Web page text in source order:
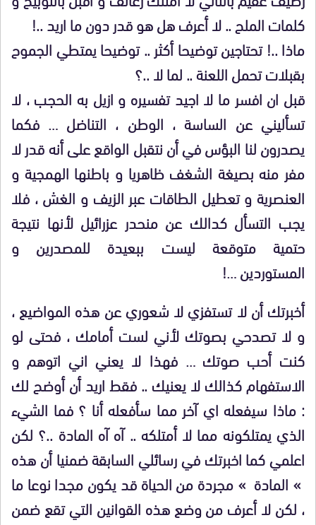
كلمات الملح .. لا أعرف هل هو قدر دون ما اريد ..!
ماذا ..! تحتاجين توضيحا أكثر .. توضيحا يمتطي الجموح
بقبلات تحمل اللعنة .. لما لا ..؟
قبل ان افسر ما لا اجيد تفسيره و ازيل به الحجب ، لا
تسأليني عن الساسة ، الوطن ، التناضل … فكما
يصدرون لنا البؤس في أن نتقبل الواقع على أنه قدر لا
مفر منه بصيغة الشغف ظاهريا و باطنها الهمجية و
العنصرية و تعطيل الطاقات عبر الزيف و الغش ، فلا
يجب التسأل كدالك عن منحدر عزرائيل لأنها نتيجة
حتمية متوقعة ليست ببعيدة للمصدرين و
المستوردين …!
أخبرتك أن لا تستفزي لا شعوري عن هذه المواضيع ،
و لا تصدحي بصوتك لأني لست أمامك ، فحتى لو
كنت أحب صوتك … فهذا لا يعني اني اتوهم و
الاستفهام كذالك لا يعنيك .. فقط اريد أن أوضح لك
: ماذا سيفعله اي آخر مما سأفعله أنا ؟ فما الشيء
الذي يمتلكونه مما لا أمتلكه .. آه آه المادة ..؟ لكن
اعلمي كما اخبرتك في رسائلي السابقة ضمنيا أن هذه
» المادة » مجردة من الحياة قد يكون مجدا نوعا ما
، لكن لا أعرف من وضع هذه القوانين التي تقع ضمن